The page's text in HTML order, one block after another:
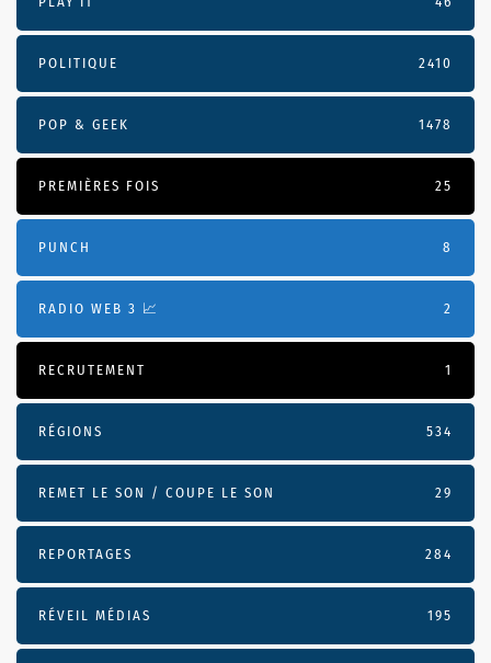
POLITIQUE 2410
POP & GEEK 1478
PREMIÈRES FOIS 25
PUNCH 8
RADIO WEB 3 📈 2
RECRUTEMENT 1
RÉGIONS 534
REMET LE SON / COUPE LE SON 29
REPORTAGES 284
RÉVEIL MÉDIAS 195